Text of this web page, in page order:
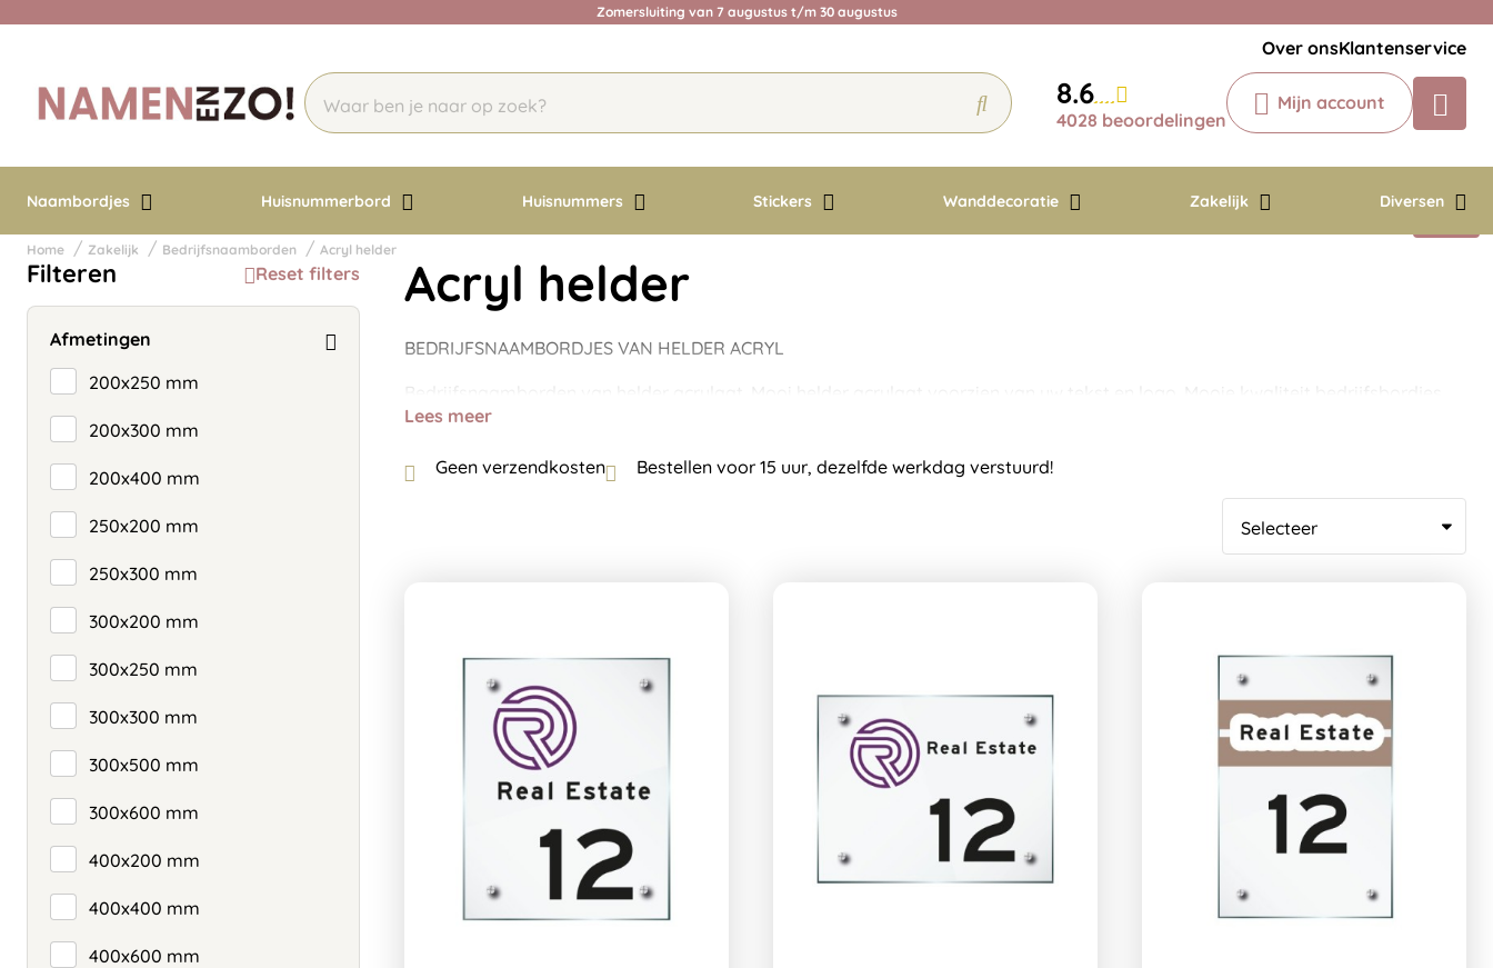
Zomersluiting van 7 augustus t/m 30 augustus
Over onsKlantenservice
8.6
4028 beoordelingen
Mijn account
Naambordjes Huisnummerbord Huisnummers Stickers Wanddecoratie Zakelijk Diversen
Chatbot
Chat 24/7 met onze chatbot voor
Contact
Home Zakelijk Bedrijfsnaamborden Acryl helder
Acryl helder
BEDRIJFSNAAMBORDJES VAN HELDER ACRYL
Bedrijfsnaamborden van helder acrylaat. Mooi helder acrylaat voorzien van uw tekst en logo. Mooie kwaliteit bedrijfsbordjes.
Lees meer
Geen verzendkosten Bestellen voor 15 uur, dezelfde werkdag verstuurd!
Filteren Reset filters
Afmetingen
200x250 mm
200x300 mm
200x400 mm
250x200 mm
250x300 mm
300x200 mm
300x250 mm
300x300 mm
300x500 mm
300x600 mm
400x200 mm
400x400 mm
400x600 mm